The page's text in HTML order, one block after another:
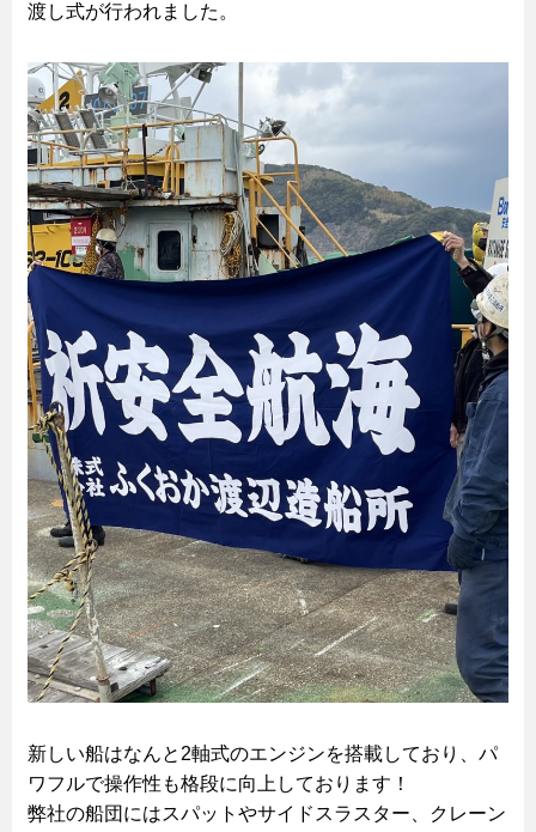
渡し式が行われました。
新しい船はなんと2軸式のエンジンを搭載しており、パ
ワフルで操作性も格段に向上しております！
弊社の船団にはスパットやサイドスラスター、クレーン